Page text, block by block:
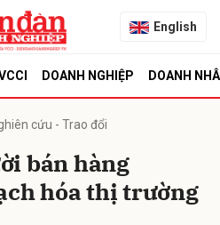
English
DOANH NGHIỆP DOANH
cứu - Trao đổi
bán hàng
hóa thị trường